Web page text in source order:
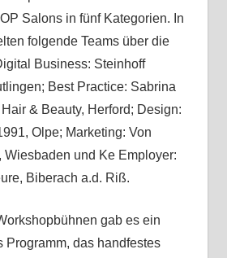
Salons in fünf Kategorien. In
folgende Teams über die
Business: Steinhoff
Best Practice: Sabrina
& Beauty, Herford; Design:
Olpe; Marketing: Von
Wiesbaden und Ke Employer:
Biberach a.d. Riß.
gab es ein
Programm, das handfestes